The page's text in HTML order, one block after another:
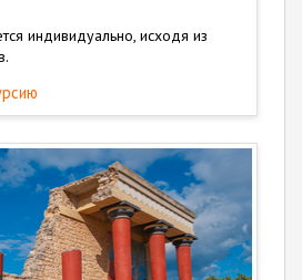
индивидуально, исходя из